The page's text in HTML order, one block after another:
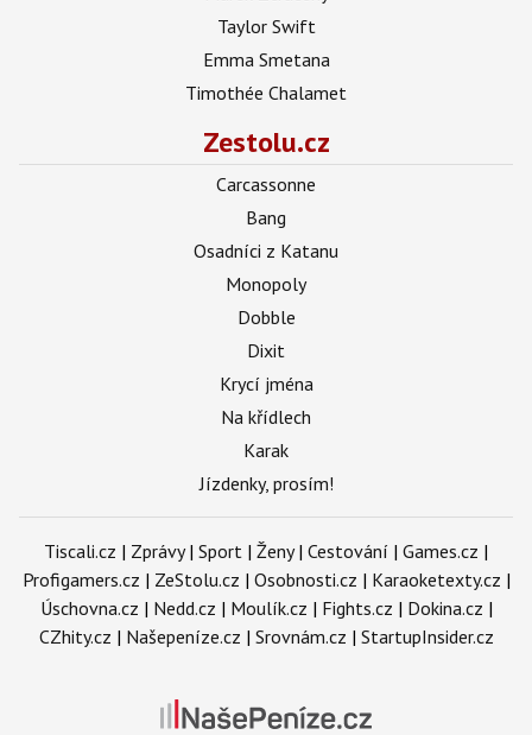
Taylor Swift
Emma Smetana
Timothée Chalamet
Zestolu.cz
Carcassonne
Bang
Osadníci z Katanu
Monopoly
Dobble
Dixit
Krycí jména
Na křídlech
Karak
Jízdenky, prosím!
Tiscali.cz | Zprávy| Sport | Ženy| Cestování | Games.cz |
Profigamers.cz | ZeStolu.cz | Osobnosti.cz | Karaoketexty.cz |
Úschovna.cz | Nedd.cz | Moulík.cz | Fights.cz | Dokina.cz |
CZhity.cz | Našepeníze.cz | Srovnám.cz | StartupInsider.cz